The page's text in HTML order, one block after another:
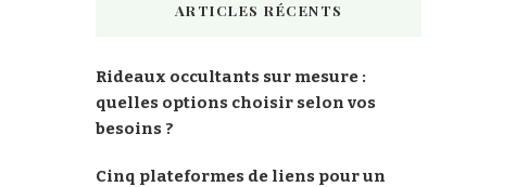
ARTICLES RÉCENTS
Rideaux occultants sur mesure :
quelles options choisir selon vos
besoins ?
Cinq plateformes de liens pour un